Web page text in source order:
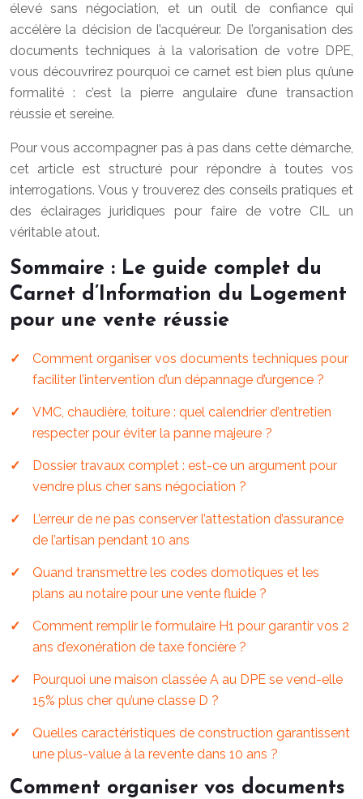
élevé sans négociation, et un outil de confiance qui
accélère la décision de l’acquéreur. De l’organisation des
documents techniques à la valorisation de votre DPE,
vous découvrirez pourquoi ce carnet est bien plus qu’une
formalité : c’est la pierre angulaire d’une transaction
réussie et sereine.
Pour vous accompagner pas à pas dans cette démarche,
cet article est structuré pour répondre à toutes vos
interrogations. Vous y trouverez des conseils pratiques et
des éclairages juridiques pour faire de votre CIL un
véritable atout.
Sommaire : Le guide complet du
Carnet d’Information du Logement
pour une vente réussie
Comment organiser vos documents techniques pour
faciliter l’intervention d’un dépannage d’urgence ?
VMC, chaudière, toiture : quel calendrier d’entretien
respecter pour éviter la panne majeure ?
Dossier travaux complet : est-ce un argument pour
vendre plus cher sans négociation ?
L’erreur de ne pas conserver l’attestation d’assurance
de l’artisan pendant 10 ans
Quand transmettre les codes domotiques et les
plans au notaire pour une vente fluide ?
Comment remplir le formulaire H1 pour garantir vos 2
ans d’exonération de taxe foncière ?
Pourquoi une maison classée A au DPE se vend-elle
15% plus cher qu’une classe D ?
Quelles caractéristiques de construction garantissent
une plus-value à la revente dans 10 ans ?
Comment organiser vos documents